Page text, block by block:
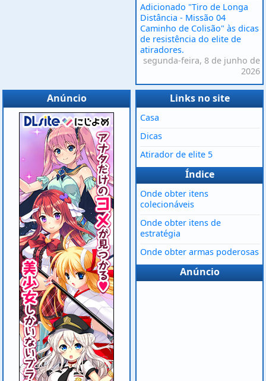
Adicionado "Tiro de Longa
Distância - Missão 04
Caminho de Colisão" às dicas
de resistência do elite de
atiradores.
segunda-feira, 8 de junho de
2026
Anúncio Links no site
Casa
Dicas
Atirador de elite 5
Índice
Onde obter itens
colecionáveis
Onde obter itens de
estratégia
Onde obter armas poderosas
Anúncio